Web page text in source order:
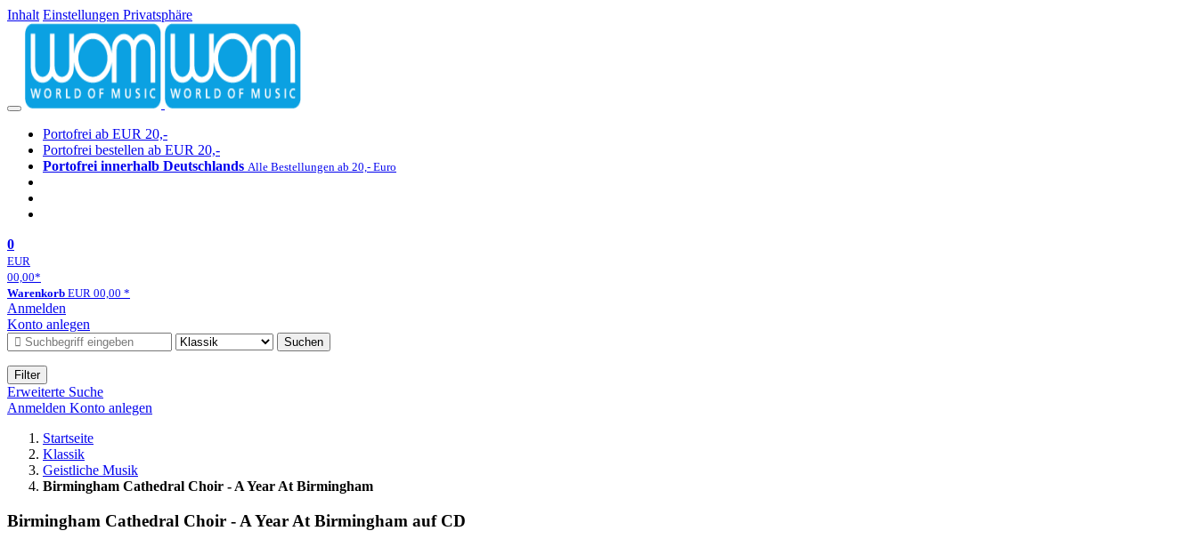
Inhalt Einstellungen Privatsphäre
Portofrei ab EUR 20,-
Portofrei bestellen ab EUR 20,-
Portofrei innerhalb Deutschlands Alle Bestellungen ab 20,- Euro
0
EUR
00,00*
Warenkorb EUR 00,00 *
Anmelden
Konto anlegen
Suchen
Filter
Erweiterte Suche
Anmelden Konto anlegen
Startseite
Klassik
Geistliche Musik
Birmingham Cathedral Choir - A Year At Birmingham
Birmingham Cathedral Choir - A Year At Birmingham auf CD